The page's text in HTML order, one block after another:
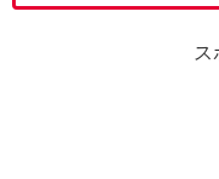
ス